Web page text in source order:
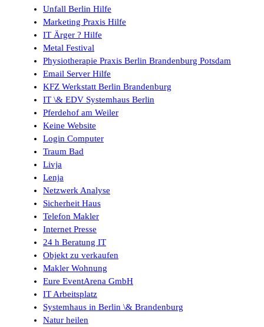
Unfall Berlin Hilfe
Marketing Praxis Hilfe
IT Ärger ? Hilfe
Metal Festival
Physiotherapie Praxis Berlin Brandenburg Potsdam
Email Server Hilfe
KFZ Werkstatt Berlin Brandenburg
IT \& EDV Systemhaus Berlin
Pferdehof am Weiler
Keine Website
Login Computer
Traum Bad
Livja
Lenja
Netzwerk Analyse
Sicherheit Haus
Telefon Makler
Internet Presse
24 h Beratung IT
Objekt zu verkaufen
Makler Wohnung
Eure EventArena GmbH
IT Arbeitsplatz
Systemhaus in Berlin \& Brandenburg
Natur heilen